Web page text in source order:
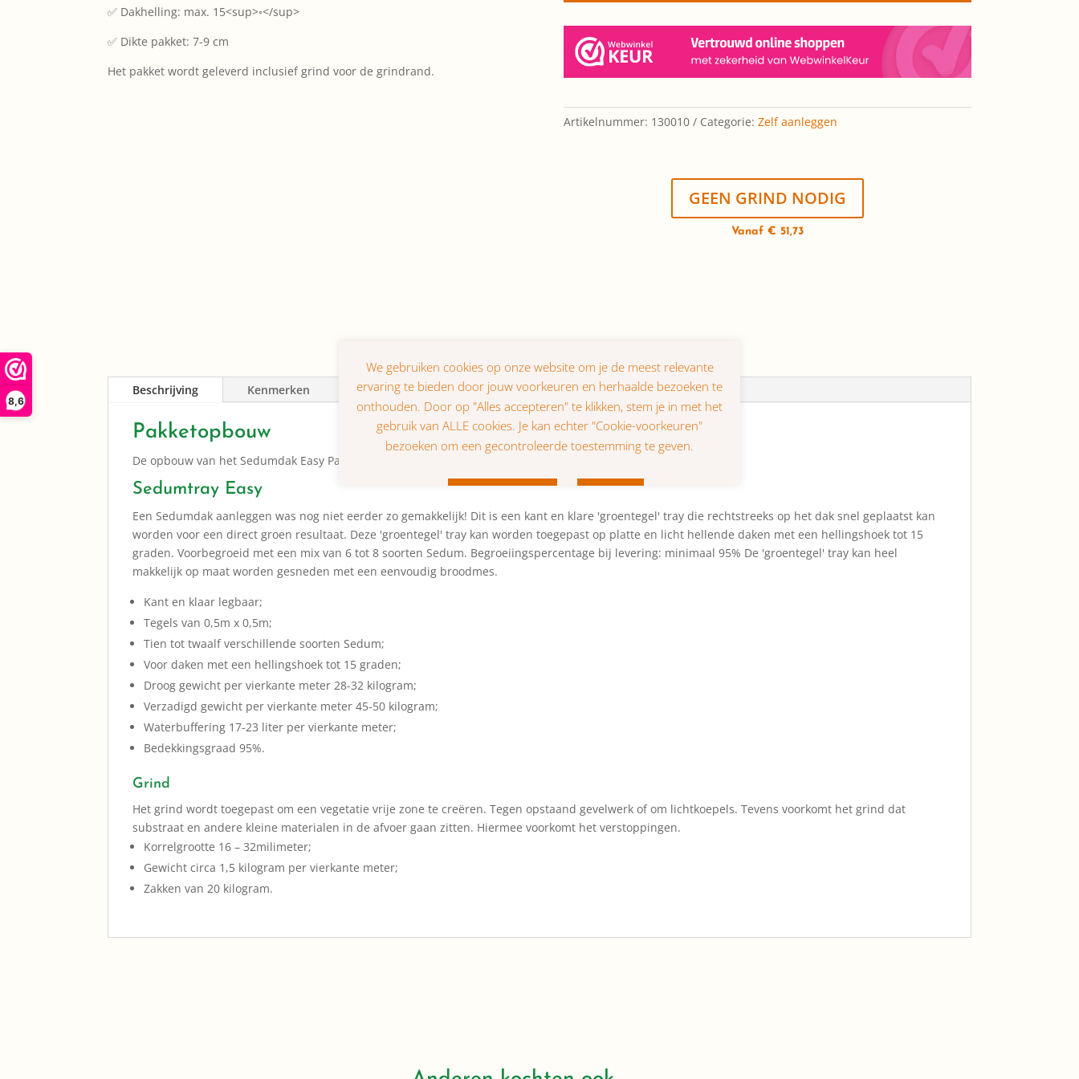
8,6
✅ Dakhelling: max. 15<sup>◦</sup>
✅ Dikte pakket: 7-9 cm
Het pakket wordt geleverd inclusief grind voor de grindrand.
Artikelnummer: 130010 Categorie: Zelf aanleggen
GEEN GRIND NODIG
Vanaf € 51,73
Beschrijving Kenmerken
Pakketopbouw
De opbouw van het Sedumdak Easy Pakket bestaat uit:
Sedumtray Easy
Een Sedumdak aanleggen was nog niet eerder zo gemakkelijk! Dit is een kant en klare 'groentegel' tray die rechtstreeks op het dak snel geplaatst kan
worden voor een direct groen resultaat. Deze 'groentegel' tray kan worden toegepast op platte en licht hellende daken met een hellingshoek tot 15
graden. Voorbegroeid met een mix van 6 tot 8 soorten Sedum. Begroeiingspercentage bij levering: minimaal 95% De 'groentegel' tray kan heel
makkelijk op maat worden gesneden met een eenvoudig broodmes.
Kant en klaar legbaar;
Tegels van 0,5m x 0,5m;
Tien tot twaalf verschillende soorten Sedum;
Voor daken met een hellingshoek tot 15 graden;
Droog gewicht per vierkante meter 28-32 kilogram;
Verzadigd gewicht per vierkante meter 45-50 kilogram;
Waterbuffering 17-23 liter per vierkante meter;
Bedekkingsgraad 95%.
Grind
Het grind wordt toegepast om een vegetatie vrije zone te creëren. Tegen opstaand gevelwerk of om lichtkoepels. Tevens voorkomt het grind dat
substraat en andere kleine materialen in de afvoer gaan zitten. Hiermee voorkomt het verstoppingen.
Korrelgrootte 16 – 32milimeter;
Gewicht circa 1,5 kilogram per vierkante meter;
Zakken van 20 kilogram.